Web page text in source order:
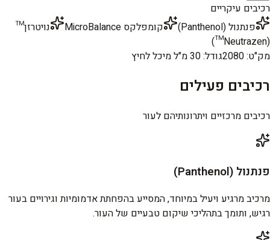
רכיבים עיקריים
פנתנול (Panthenol)
קומפלקס MicroBalance
נויטרזן™
(Neutrazen™)
מק"ט:
2080גודל:30 מ"ל מיכל לחיץ
רכיבים פעילים
רכיבים מרכזיים ויתרונותיהם לעור
פנתנול (Panthenol)
מרכיב מרגיע ויעיל במיוחד, המסייע בהפחתת אדמומיות וגירויים בעור
רגיש, ותומך בתהליכי שיקום טבעיים של העור.